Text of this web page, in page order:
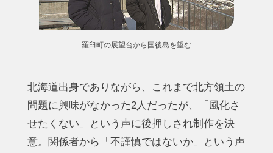
羅臼町の展望台から国後島を望む
北海道出身でありながら、これまで北方領土の
問題に興味がなかった2人だったが、「風化さ
せたくない」という声に後押しされ制作を決
意。関係者から「不謹慎ではないか」という声